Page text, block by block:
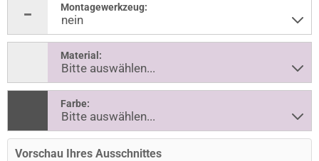
Montagewerkzeug:
Material:
Farbe:
Vorschau Ihres Ausschnittes